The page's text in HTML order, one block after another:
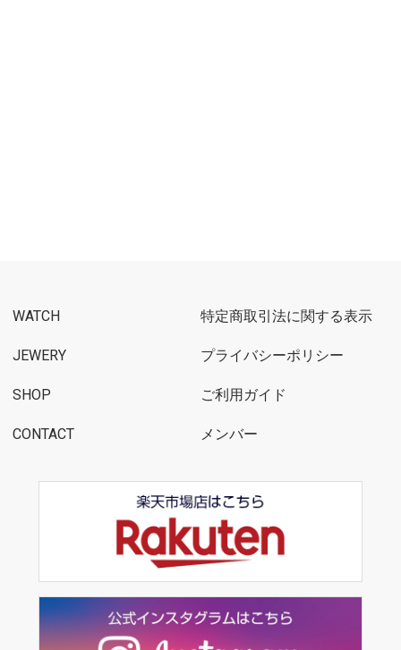
WATCH
JEWERY
SHOP
CONTACT
特定商取引法に関する表示
プライバシーポリシー
ご利用ガイド
メンバー